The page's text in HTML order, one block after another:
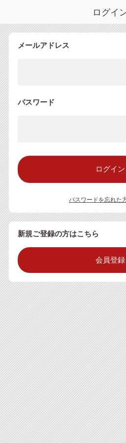
ログイ
メールアドレス
パスワード
パスワードを忘れた
新規ご登録の方はこちら
会員登録